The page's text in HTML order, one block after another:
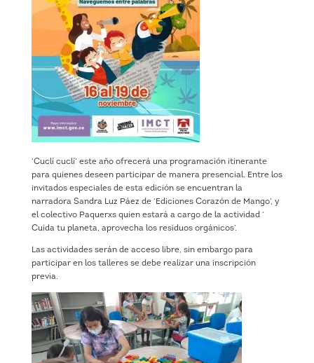
‘Cuclí cuclí’ este año ofrecerá una programación itinerante
para quienes deseen participar de manera presencial. Entre los
invitados especiales de esta edición se encuentran la
narradora Sandra Luz Páez de ‘Ediciones Corazón de Mango’, y
el colectivo Paquerxs quien estará a cargo de la actividad ‘
Cuida tu planeta, aprovecha los residuos orgánicos’.
Las actividades serán de acceso libre, sin embargo para
participar en los talleres se debe realizar una inscripción
previa.